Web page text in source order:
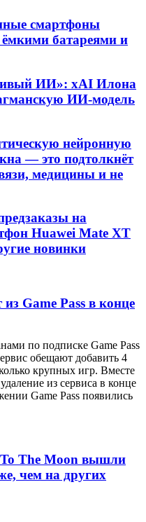
смартфоны
ёмкими батареями и
ИИ»: xAI Илона
ИИ-модель
нейронную
— это подтолкнёт
медицины и не
на
Huawei Mate XT
новинки
Game Pass в конце
по подписке Game Pass
обещают добавить 4
крупных игр. Вместе
из сервиса в конце
Game Pass появились
The Moon вышли
чем на других